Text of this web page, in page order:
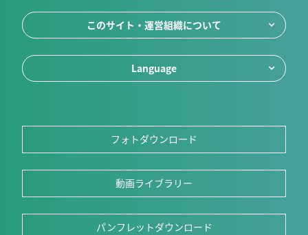
このサイト・運営組織について
Language
フォトダウンロード
動画ライブラリー
パンフレットダウンロード